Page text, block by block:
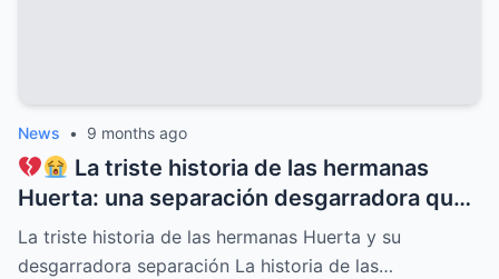
News • 9 months ago
La triste historia de las hermanas
Huerta: una separación desgarradora que
nadie vio venir, conflictos familiares
ocultos, secretos dolorosos y un drama
La triste historia de las hermanas Huerta y su
desgarradora separación La historia de las…